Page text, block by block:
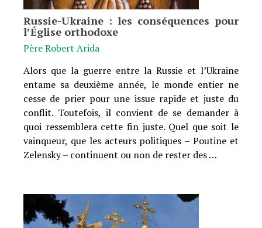
Russie-Ukraine : les conséquences pour
l’Église orthodoxe
Père Robert Arida
Alors que la guerre entre la Russie et l’Ukraine
entame sa deuxième année, le monde entier ne
cesse de prier pour une issue rapide et juste du
conflit. Toutefois, il convient de se demander à
quoi ressemblera cette fin juste. Quel que soit le
vainqueur, que les acteurs politiques – Poutine et
Zelensky – continuent ou non de rester des …